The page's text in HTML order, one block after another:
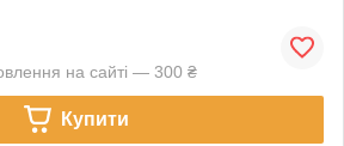
на сайті — 300 ₴
Купити